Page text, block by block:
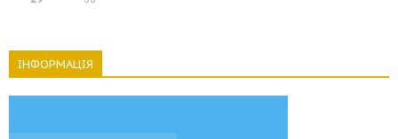
ІНФОРМАЦІЯ